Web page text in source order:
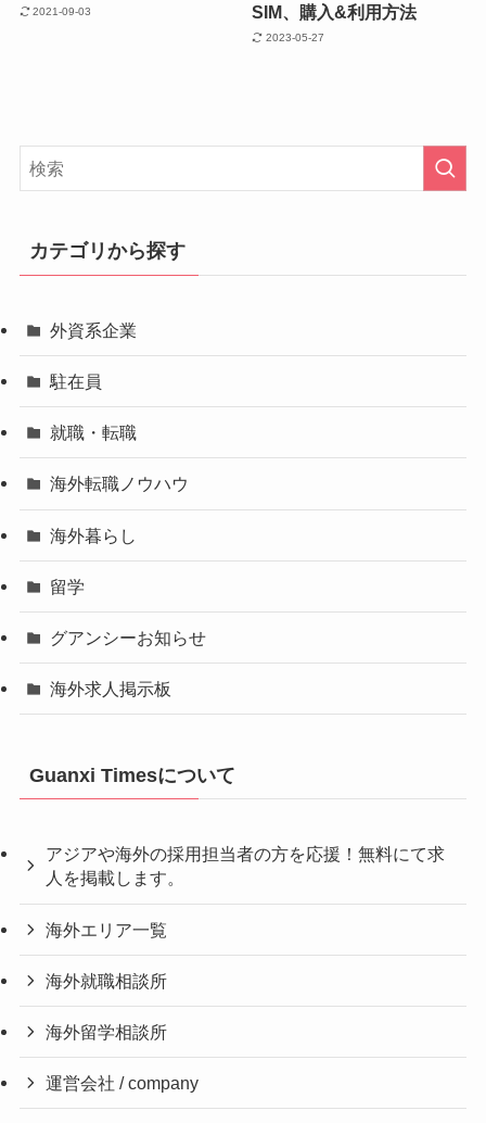
2021-09-03
SIM、購入&利用方法
2023-05-27
カテゴリから探す
外資系企業
駐在員
就職・転職
海外転職ノウハウ
海外暮らし
留学
グアンシーお知らせ
海外求人掲示板
Guanxi Timesについて
アジアや海外の採用担当者の方を応援！無料にて求
人を掲載します。
海外エリア一覧
海外就職相談所
海外留学相談所
運営会社 / company